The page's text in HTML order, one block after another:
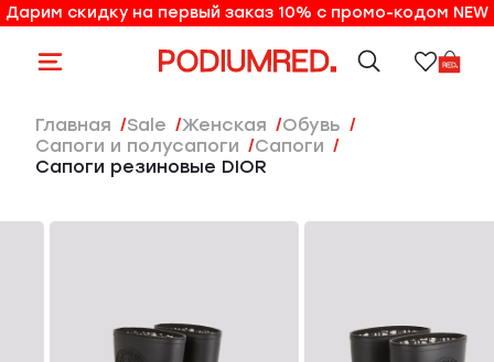
10% на первый заказ по промо-коду NEW
Дарим скидку на первый заказ 10% с промо-кодом NEW
Главная Sale женская
Обувь
Сапоги и полусапоги
Сапоги
Сапоги резиновые DIOR